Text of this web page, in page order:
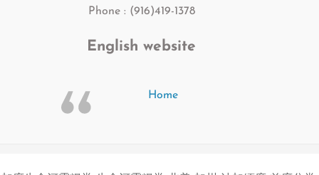
Phone : (916)419-1378
English website
Home